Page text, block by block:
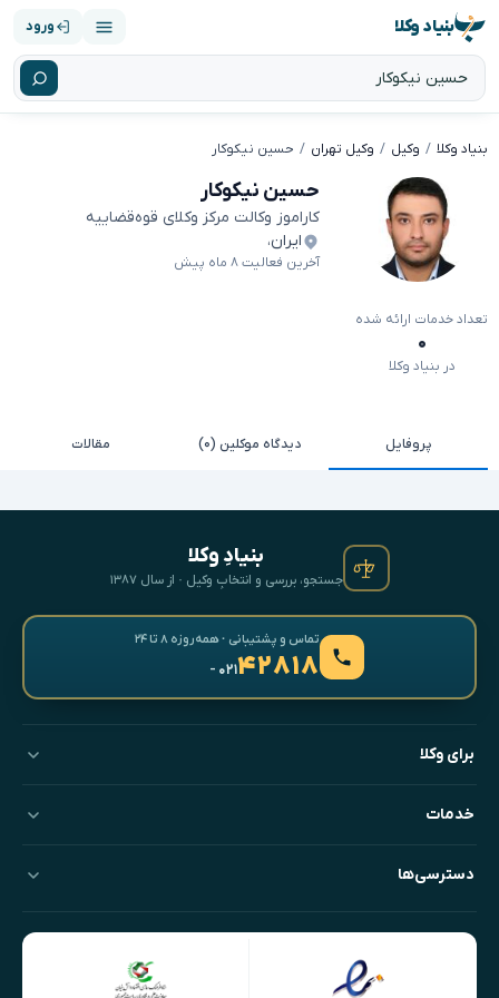
بنیاد وکلا ورود
بنیاد وکلا وکیل وکیل تهران حسین نیکوکار
حسین نیکوکار
کاراموز وکالت مرکز وکلای قوه‌قضاییه
ایران،
آخرین فعالیت ۸ ماه پیش
تعداد خدمات ارائه شده
۰
در بنیاد وکلا
پروفایل دیدگاه موکلین (۰) مقالات
بنیادِ وکلا
جستجو، بررسی و انتخابِ وکیل · از سال ۱۳۸۷
تماس و پشتیبانی · همه‌روزه ۸ تا ۲۴
۴۲۸۱۸- ۰۲۱
برای وکلا
خدمات
دسترسی‌ها